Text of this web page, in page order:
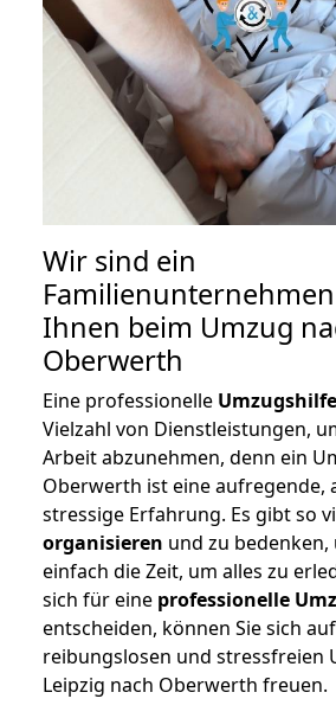
Wir sind ein
Ihnen beim Umzug
Oberwerth
Eine professionelle Umzugshilfe
Vielzahl von Dienstleistungen,
Arbeit abzunehmen, denn ein
Oberwerth ist eine aufregende,
stressige Erfahrung. Es gibt so
organisieren und zu
einfach die Zeit, um alles zu
sich für eine professionelle
entscheiden, können Sie sich
reibungslosen und stressfreien
Leipzig nach Oberwerth freuen.